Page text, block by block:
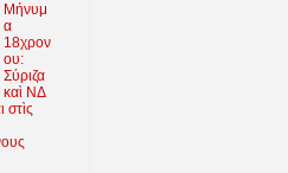
Μήνυμ
α
18χρον
ου:
Σύριζα
καὶ ΝΔ
στὶς